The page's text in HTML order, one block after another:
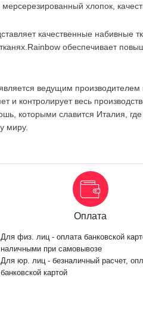
хлопок,
качественные набивные
обеспечивает
ведущим
контролирует весь
которыми славится Италия,
миру.
Оплата
Для физ. лиц - оплата банковской
наличными при самовывозе
Для юр. лиц - безналичный расчет,
банковской картой